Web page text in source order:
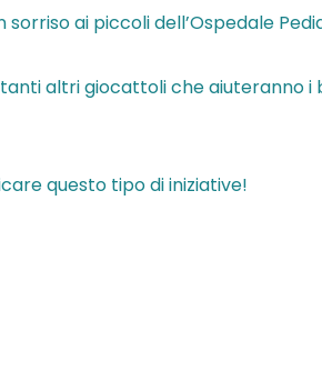
ai piccoli dell’Ospedale
altri giocattoli che aiuteranno
questo tipo di iniziative!